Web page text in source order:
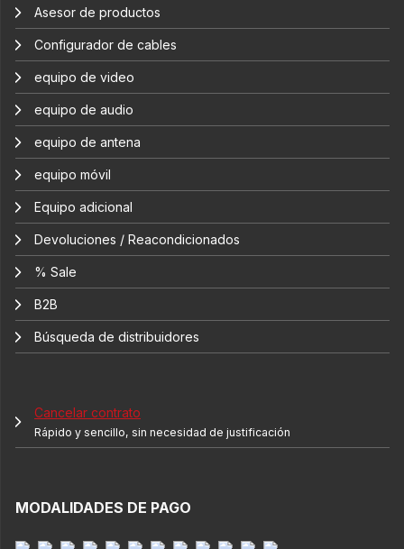
Asesor de productos
Configurador de cables
equipo de video
equipo de audio
equipo de antena
equipo móvil
Equipo adicional
Devoluciones / Reacondicionados
% Sale
B2B
Búsqueda de distribuidores
Cancelar contrato
Rápido y sencillo, sin necesidad de justificación
MODALIDADES DE PAGO